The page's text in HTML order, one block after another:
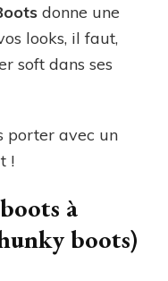
donne une
looks, il faut,
soft dans ses
porter avec un
!
à
boots)